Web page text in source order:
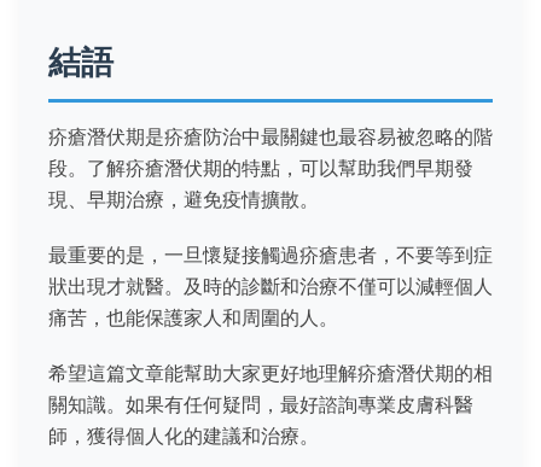
結語
疥瘡潛伏期是疥瘡防治中最關鍵也最容易被忽略的階
段。了解疥瘡潛伏期的特點，可以幫助我們早期發
現、早期治療，避免疫情擴散。
最重要的是，一旦懷疑接觸過疥瘡患者，不要等到症
狀出現才就醫。及時的診斷和治療不僅可以減輕個人
痛苦，也能保護家人和周圍的人。
希望這篇文章能幫助大家更好地理解疥瘡潛伏期的相
關知識。如果有任何疑問，最好諮詢專業皮膚科醫
師，獲得個人化的建議和治療。